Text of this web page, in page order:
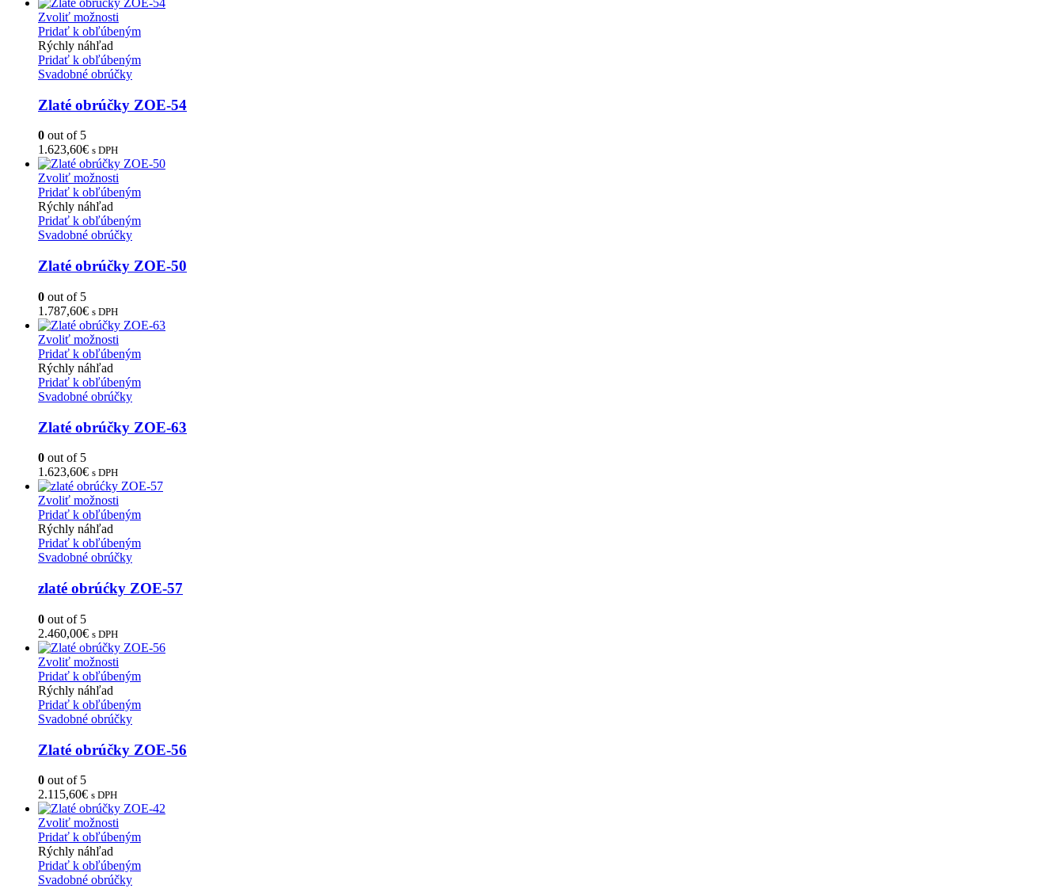
Zvoliť možnosti
Pridať k obľúbeným
Rýchly náhľad
Pridať k obľúbeným
Svadobné obrúčky
Zlaté obrúčky ZOE-54
0 out of 5
1.623,60€ s DPH
Zvoliť možnosti
Pridať k obľúbeným
Rýchly náhľad
Pridať k obľúbeným
Svadobné obrúčky
Zlaté obrúčky ZOE-50
0 out of 5
1.787,60€ s DPH
Zvoliť možnosti
Pridať k obľúbeným
Rýchly náhľad
Pridať k obľúbeným
Svadobné obrúčky
Zlaté obrúčky ZOE-63
0 out of 5
1.623,60€ s DPH
Zvoliť možnosti
Pridať k obľúbeným
Rýchly náhľad
Pridať k obľúbeným
Svadobné obrúčky
zlaté obrúćky ZOE-57
0 out of 5
2.460,00€ s DPH
Zvoliť možnosti
Pridať k obľúbeným
Rýchly náhľad
Pridať k obľúbeným
Svadobné obrúčky
Zlaté obrúčky ZOE-56
0 out of 5
2.115,60€ s DPH
Zvoliť možnosti
Pridať k obľúbeným
Rýchly náhľad
Pridať k obľúbeným
Svadobné obrúčky